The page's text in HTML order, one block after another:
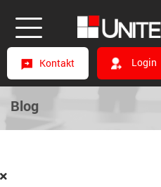
Kontakt Login
Blog